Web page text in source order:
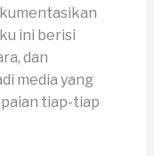
ini berisi
dan
media yang
tiap-tiap